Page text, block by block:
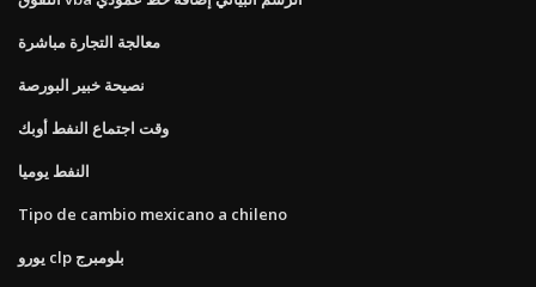
معالجة التجارة مباشرة
نصيحة خبير البورصة
وقت اجتماع النفط أوبك
النفط يوميا
Tipo de cambio mexicano a chileno
يورو clp بلومبرج